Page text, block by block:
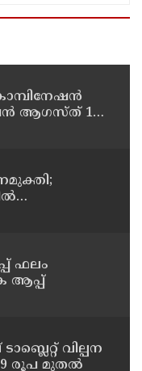
ആഗസ്ത് 10,
ഫലം
ആപ്പ്
വില്പന
രൂപ മുതൽ